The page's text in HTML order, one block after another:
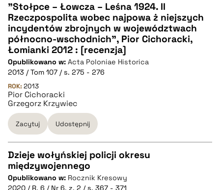
CZYSTY TEKST
pobierz cytat
BIBTEX
pobierz cytat
"Stołpce – Łowcza – Leśna 1924. II
Rzeczpospolita wobec najpowa ż niejszych
incydentów zbrojnych w województwach
północno-wschodnich", Pior Cichoracki,
Łomianki 2012 : [recenzja]
Opublikowano w: Acta Poloniae Historica
2013 / Tom 107 / s. 275 - 276
ROK: 2013
Pior Cichoracki
Grzegorz Krzywiec
Zacytuj Udostępnij
CZYSTY TEKST
Dzieje wołyńskiej policji okresu
międzywojennego
Opublikowano w: Rocznik Kresowy
2020 / R. 6 / Nr 6, z. 2 / s. 367 - 371